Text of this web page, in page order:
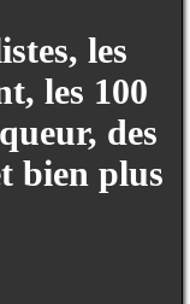
les
les 100
des
bien plus